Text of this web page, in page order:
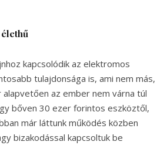
kapcsolódik az elektromos
tulajdonsága is, ami nem más,
az ember nem várna túl
bőven 30 ezer forintos eszköztől,
már láttunk működés közben
bizakodással kapcsoltuk be